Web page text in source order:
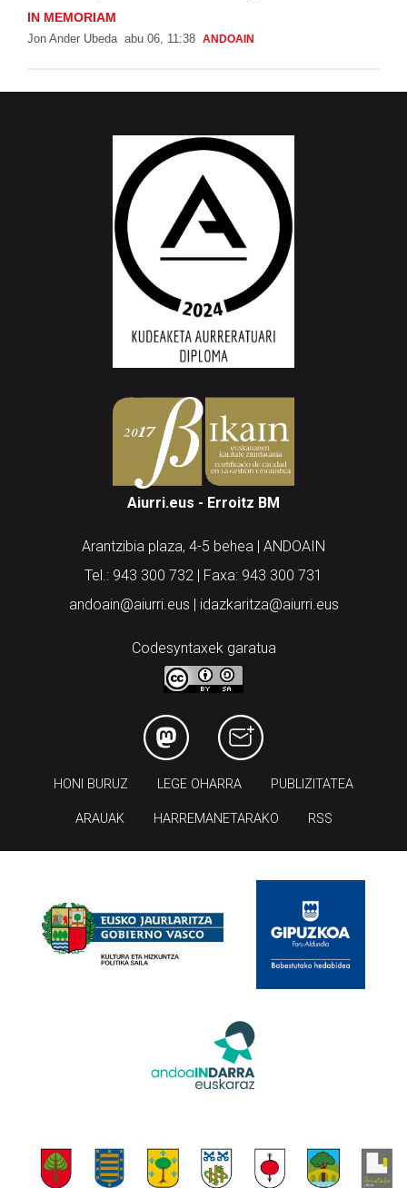
IN MEMORIAM
Jon Ander Ubeda abu 06, 11:38 ANDOAIN
Aiurri.eus - Erroitz BM
Arantzibia plaza, 4-5 behea | ANDOAIN
Tel.: 943 300 732 | Faxa: 943 300 731
andoain@aiurri.eus | idazkaritza@aiurri.eus
Codesyntaxek garatua
HONI BURUZ LEGE OHARRA PUBLIZITATEA
ARAUAK HARREMANETARAKO RSS